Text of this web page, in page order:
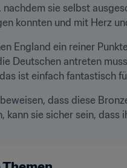
sie selbst
konnten und mit Herz
England ein reiner
Deutschen antreten
ist einfach fantastisch
dass diese
kann sie sicher sein,